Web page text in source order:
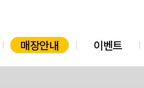
매장안내 이벤트